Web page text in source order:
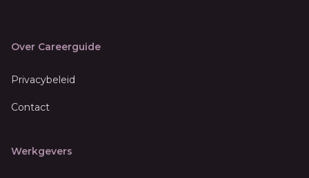
Over Careerguide
Privacybeleid
Contact
Werkgevers